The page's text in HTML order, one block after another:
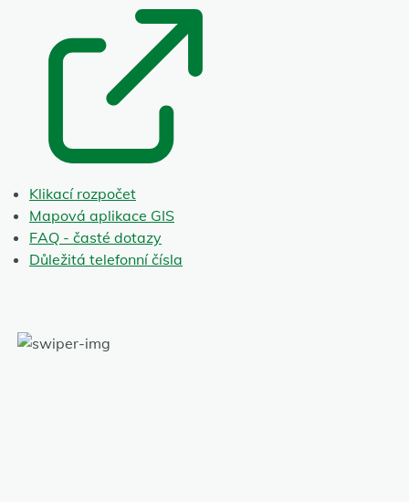
Klikací rozpočet
Mapová aplikace GIS
FAQ - časté dotazy
Důležitá telefonní čísla